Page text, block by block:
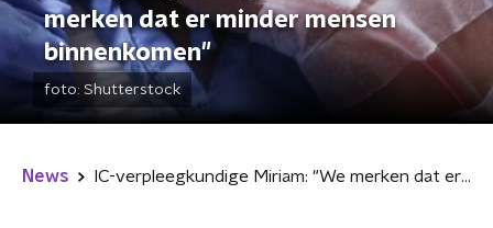
merken dat er minder mensen
binnenkomen"
foto: Shutterstock
News IC-verpleegkundige Miriam: "We merken dat er minder mensen binnenkomen"